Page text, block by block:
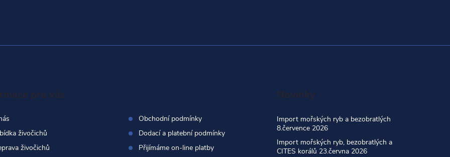
živočichů
živočichů
Obchodní podmínky
Dodací a platební podmínky
Přijímáme on-line platby
Import mořských ryb a bezobratlých
8.července 2026
Import mořských ryb, bezobratlých a
CITES korálů 23.června 2026